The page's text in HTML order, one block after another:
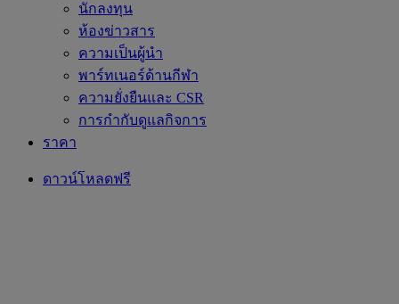
นักลงทุน
ห้องข่าวสาร
ความเป็นผู้นำ
พาร์ทเนอร์ด้านกีฬา
ความยั่งยืนและ CSR
การกำกับดูแลกิจการ
ราคา
ดาวน์โหลดฟรี